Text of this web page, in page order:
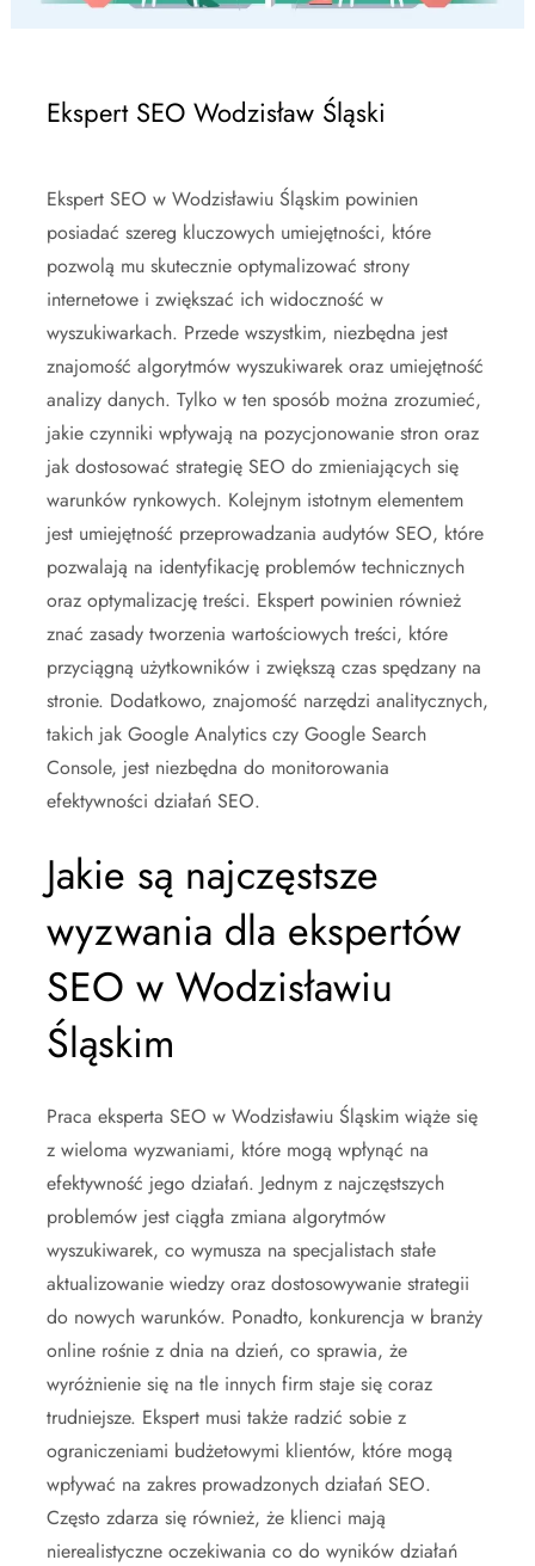
Ekspert SEO Wodzisław Śląski
Ekspert SEO w Wodzisławiu Śląskim powinien
posiadać szereg kluczowych umiejętności, które
pozwolą mu skutecznie optymalizować strony
internetowe i zwiększać ich widoczność w
wyszukiwarkach. Przede wszystkim, niezbędna jest
znajomość algorytmów wyszukiwarek oraz umiejętność
analizy danych. Tylko w ten sposób można zrozumieć,
jakie czynniki wpływają na pozycjonowanie stron oraz
jak dostosować strategię SEO do zmieniających się
warunków rynkowych. Kolejnym istotnym elementem
jest umiejętność przeprowadzania audytów SEO, które
pozwalają na identyfikację problemów technicznych
oraz optymalizację treści. Ekspert powinien również
znać zasady tworzenia wartościowych treści, które
przyciągną użytkowników i zwiększą czas spędzany na
stronie. Dodatkowo, znajomość narzędzi analitycznych,
takich jak Google Analytics czy Google Search
Console, jest niezbędna do monitorowania
efektywności działań SEO.
Jakie są najczęstsze
wyzwania dla ekspertów
SEO w Wodzisławiu
Śląskim
Praca eksperta SEO w Wodzisławiu Śląskim wiąże się
z wieloma wyzwaniami, które mogą wpłynąć na
efektywność jego działań. Jednym z najczęstszych
problemów jest ciągła zmiana algorytmów
wyszukiwarek, co wymusza na specjalistach stałe
aktualizowanie wiedzy oraz dostosowywanie strategii
do nowych warunków. Ponadto, konkurencja w branży
online rośnie z dnia na dzień, co sprawia, że
wyróżnienie się na tle innych firm staje się coraz
trudniejsze. Ekspert musi także radzić sobie z
ograniczeniami budżetowymi klientów, które mogą
wpływać na zakres prowadzonych działań SEO.
Często zdarza się również, że klienci mają
nierealistyczne oczekiwania co do wyników działań